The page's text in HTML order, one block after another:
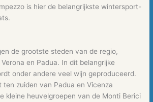
is hier de belangrijkste wintersport-
de grootste steden van de regio,
en Padua. In dit belangrijke
onder andere veel wijn geproduceerd.
ten zuiden van Padua en Vicenza
kleine heuvelgroepen van de Monti Berici